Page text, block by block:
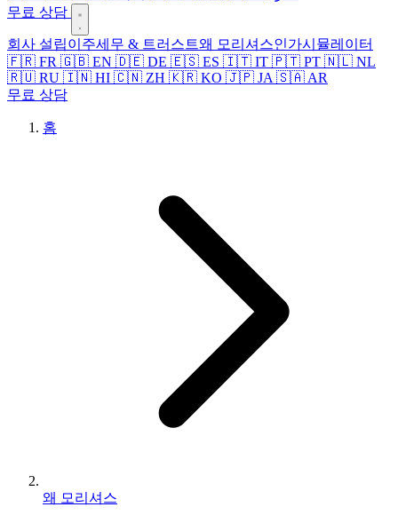
무료 상담
회사 설립이주세무 & 트러스트왜 모리셔스인가시뮬레이터
🇫🇷 FR 🇬🇧 EN 🇩🇪 DE 🇪🇸 ES 🇮🇹 IT 🇵🇹 PT 🇳🇱 NL
🇷🇺 RU 🇮🇳 HI 🇨🇳 ZH 🇰🇷 KO 🇯🇵 JA 🇸🇦 AR
무료 상담
홈
왜 모리셔스